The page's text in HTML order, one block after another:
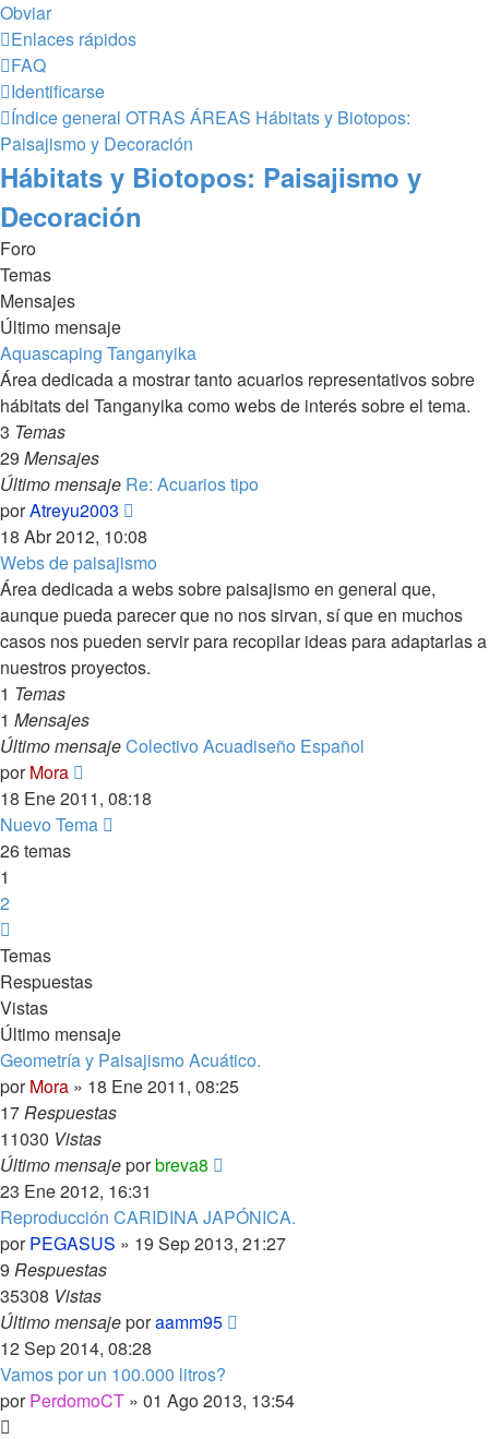
Obviar
Enlaces rápidos
FAQ
Identificarse
Índice general OTRAS ÁREAS Hábitats y Biotopos:
Paisajismo y Decoración
Hábitats y Biotopos: Paisajismo y
Decoración
Foro
Temas
Mensajes
Último mensaje
Aquascaping Tanganyika
Área dedicada a mostrar tanto acuarios representativos sobre
hábitats del Tanganyika como webs de interés sobre el tema.
3 Temas
29 Mensajes
Último mensaje Re: Acuarios tipo
porAtreyu2003
último
mensaje
18 Abr 2012, 10:08
Webs de paisajismo
Área dedicada a webs sobre paisajismo en general que,
aunque pueda parecer que no nos sirvan, sí que en muchos
casos nos pueden servir para recopilar ideas para adaptarlas a
nuestros proyectos.
1 Temas
1 Mensajes
Último mensajeColectivo Acuadiseño Español
porMora
último
mensaje
18 Ene 2011, 08:18
Nuevo Tema
26 temas
1
2
Temas
Respuestas
Vistas
Último mensaje
Geometría y Paisajismo Acuático.
porMora » 18 Ene 2011, 08:25
17Respuestas
11030 Vistas
Último mensajeporbreva8
23 Ene 2012, 16:31
Reproducción CARIDINA JAPÓNICA.
porPEGASUS » 19 Sep 2013, 21:27
9 Respuestas
35308 Vistas
Último mensajeporaamm95
12 Sep 2014, 08:28
Vamos por un 100.000 litros?
porPerdomoCT » 01 Ago 2013, 13:54